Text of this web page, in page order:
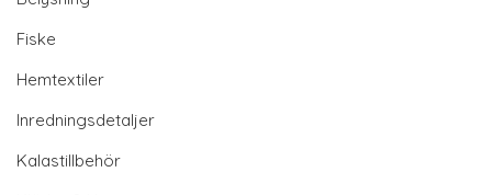
Fiske
Hemtextiler
Inredningsdetaljer
Kalastillbehör